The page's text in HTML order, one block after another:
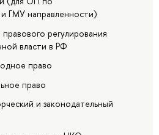
ГМУ направленности)
регулирования
власти в РФ
право
право
и законодательный